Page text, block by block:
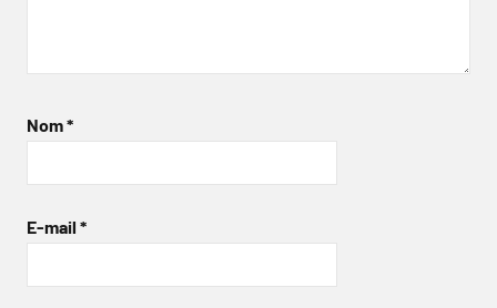
Nom*
E-mail *